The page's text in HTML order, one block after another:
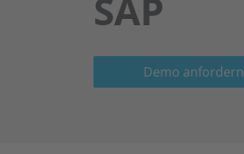
SAP
Demo anfordern